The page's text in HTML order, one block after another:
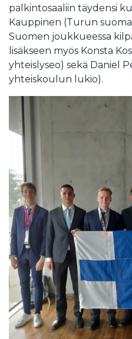
palkintosaaliin täydensi
Kauppinen (Turun
Suomen joukkueessa
lisäkseen myös Konsta
yhteislyseo) sekä Daniel
yhteiskoulun lukio).